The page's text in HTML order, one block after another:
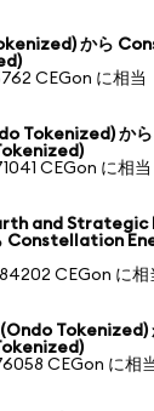
から
CEGon に相当
Tokenized) か
CEGon に相当
and Strategic
Constellation
CEGon に相
CEGon に相